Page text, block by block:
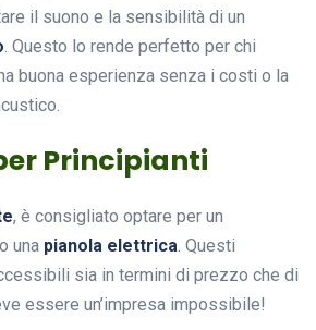
il suono e la sensibilità di un
. Questo lo rende perfetto per chi
buona esperienza senza i costi o la
Principianti
, è consigliato optare per un
o una pianola elettrica. Questi
sia in termini di prezzo che di
essere un’impresa impossibile!